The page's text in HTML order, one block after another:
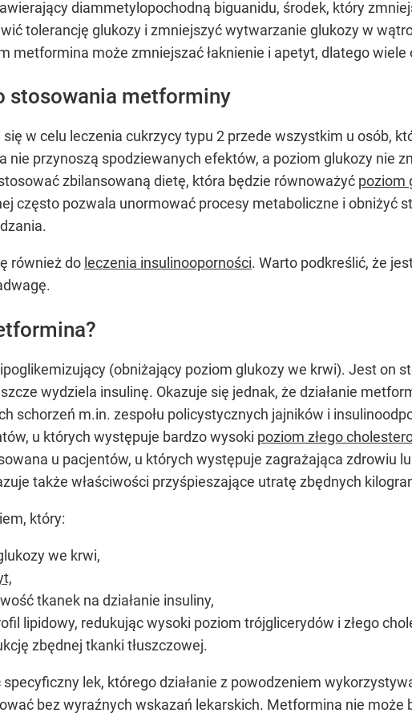
diammetylopochodną biguanidu, środek, który
tolerancję glukozy i zmniejszyć wytwarzanie glukozy w
metformina może zmniejszać łaknienie i apetyt, dlatego
stosowania metforminy
w celu leczenia cukrzycy typu 2 przede wszystkim u osób,
nie przynoszą spodziewanych efektów, a poziom glukozy nie
zbilansowaną dietę, która będzie równoważyć poziom
często pozwala unormować procesy metaboliczne i obniżyć
również do leczenia insulinooporności. Warto podkreślić, że
(obniżający poziom glukozy we krwi). Jest on
wydziela insulinę. Okazuje się jednak, że działanie
schorzeń m.in. zespołu policystycznych jajników i
u których występuje bardzo wysoki poziom złego
u pacjentów, u których występuje zagrażająca zdrowiu
także właściwości przyśpieszające utratę zbędnych
który:
we krwi,
tkanek na działanie insuliny,
lipidowy, redukując wysoki poziom trójglicerydów i złego
zbędnej tkanki tłuszczowej.
lek, którego działanie z powodzeniem
bez wyraźnych wskazań lekarskich. Metformina nie